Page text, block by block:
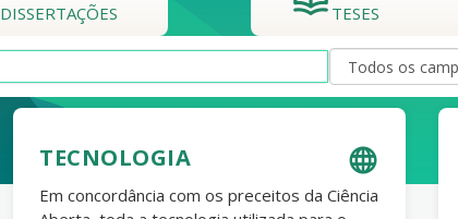
DISSERTAÇÕES TESES
TECNOLOGIA
Em concordância com os preceitos da Ciência